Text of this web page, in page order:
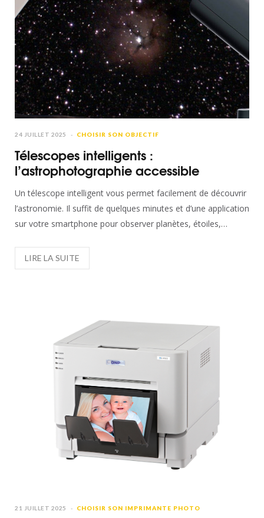
24 JUILLET 2025 CHOISIR SON OBJECTIF
Télescopes intelligents :
l’astrophotographie accessible
Un télescope intelligent vous permet facilement de découvrir
l’astronomie. Il suffit de quelques minutes et d’une application
sur votre smartphone pour observer planètes, étoiles,…
21 JUILLET 2025 CHOISIR SON IMPRIMANTE PHOTO